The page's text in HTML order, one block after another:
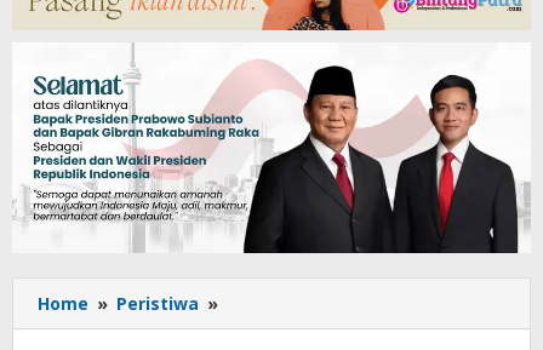
Home » Peristiwa »
Cacat